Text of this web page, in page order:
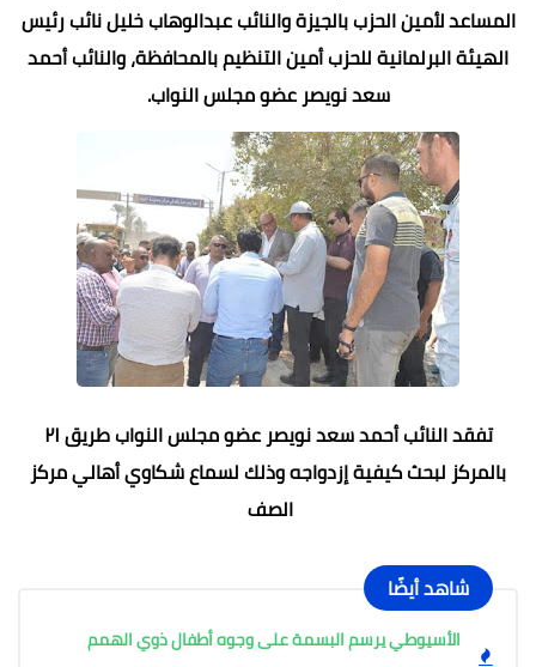
المساعد لأمين الحزب بالجيزة والنائب عبدالوهاب خليل نائب رئيس
الهيئة البرلمانية للحزب أمين التنظيم بالمحافظة، والنائب أحمد
سعد نويصر عضو مجلس النواب.
تفقد النائب أحمد سعد نويصر عضو مجلس النواب طريق ٢١
بالمركز لبحث كيفية إزدواجه وذلك لسماع شكاوي أهالي مركز
الصف
شاهد أيضًا
الأسيوطي يرسم البسمة على وجوه أطفال ذوي الهمم